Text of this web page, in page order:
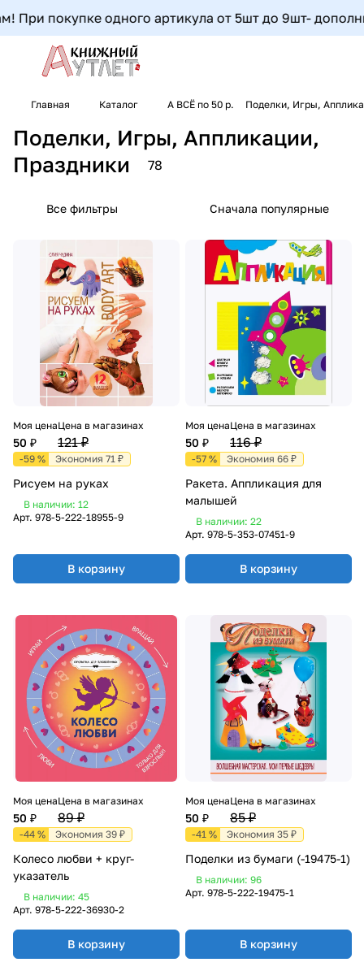
одного артикула от 5шт до 9шт-
Главная Каталог А ВСЁ по 50 р. Поделки, Игры,
Поделки, Игры, Аппликации,
Праздники
78
Все фильтры Сначала популярные
Моя цена
50 ₽
Цена в магазинах
121 ₽
-59 % Экономия 71 ₽
Рисуем на руках
В наличии: 12
Арт. 978-5-222-18955-9
В корзину
Моя цена
50 ₽
Цена в магазинах
116 ₽
-57 % Экономия 66 ₽
Ракета. Аппликация для
малышей
В наличии: 22
Арт. 978-5-353-07451-9
В корзину
Моя цена
50 ₽
Цена в магазинах
89 ₽
-44 % Экономия 39 ₽
Колесо любви + круг-
указатель
В наличии: 45
Арт. 978-5-222-36930-2
В корзину
Моя цена
50 ₽
Цена в магазинах
85 ₽
-41 % Экономия 35 ₽
Поделки из бумаги (-19475-1)
В наличии: 96
Арт. 978-5-222-19475-1
В корзину